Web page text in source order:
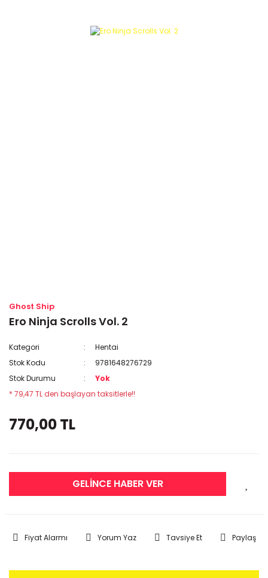
Ghost Ship
Ero Ninja Scrolls Vol. 2
Kategori
Hentai
Stok Kodu
9781648276729
Stok Durumu
Yok
* 79,47 TL den başlayan taksitlerle!!
770,00 TL
GELİNCE HABER VER
Fiyat Alarmı Yorum Yaz Tavsiye Et Paylaş